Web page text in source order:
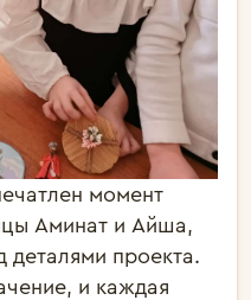
момент
Аминат и Айша,
деталями проекта.
и каждая